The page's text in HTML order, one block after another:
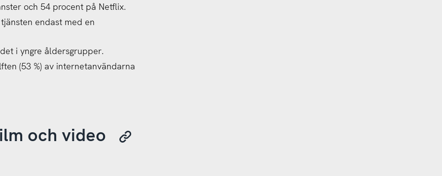
och 54 procent på Netflix.
endast med en
i yngre åldersgrupper.
(53 %) av internetanvändarna
och video